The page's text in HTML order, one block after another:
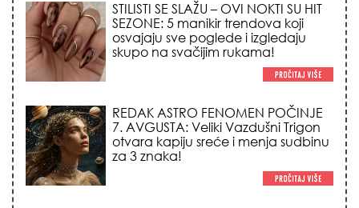
7. AVGUSTA: Veliki Vazdušni Trigon
otvara kapiju sreće i menja sudbinu
za 3 znaka!
OVO ČUDO OD 200 DINARA: Trik sa
peškirom i ledom koji rashlađuje stan
na +35 za 10 minuta (BEZ KLIME)!